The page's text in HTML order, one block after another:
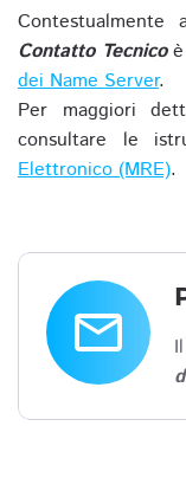
Contatto Tecnicoè
dei Name Server.
Per maggiori
consultare le
Elettronico (MRE).
email Il